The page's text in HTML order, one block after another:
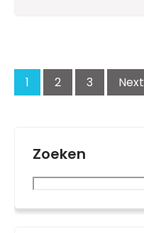
navigation
1 2 3 Next
Zoeken